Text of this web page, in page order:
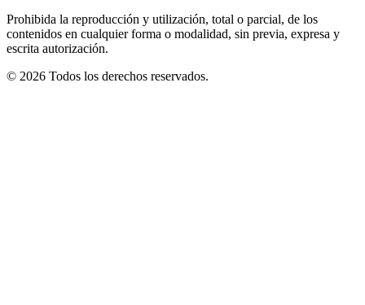
Prohibida la reproducción y utilización, total o parcial, de los
contenidos en cualquier forma o modalidad, sin previa, expresa y
escrita autorización.
© 2026 Todos los derechos reservados.